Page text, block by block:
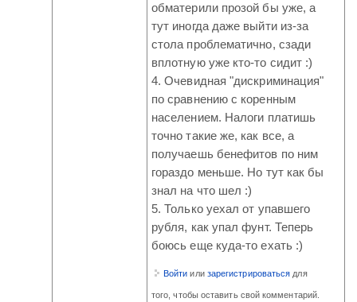
обматерили прозой бы уже, а
тут иногда даже выйти из-за
стола проблематично, сзади
вплотную уже кто-то сидит :)
4. Очевидная "дискриминация"
по сравнению с коренным
населением. Налоги платишь
точно такие же, как все, а
получаешь бенефитов по ним
гораздо меньше. Но тут как бы
знал на что шел :)
5. Только уехал от упавшего
рубля, как упал фунт. Теперь
боюсь еще куда-то ехать :)
Войти или зарегистрироваться для
того, чтобы оставить свой комментарий.